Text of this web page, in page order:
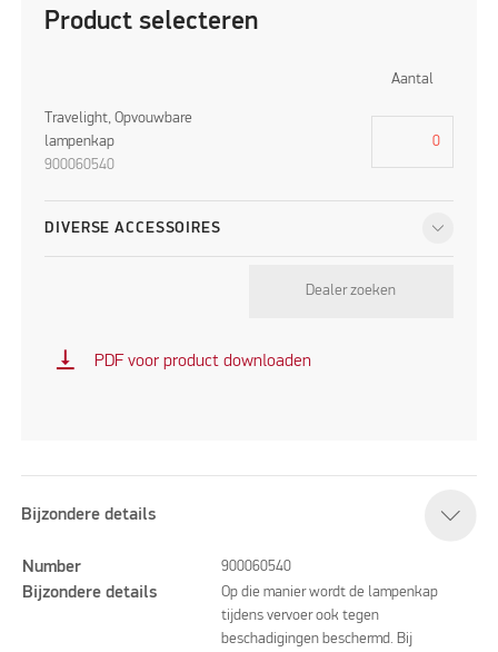
Product selecteren
Aantal
Travelight, Opvouwbare
lampenkap
900060540
DIVERSE ACCESSOIRES
Dealer zoeken
vertical_align_bottom PDF voor product downloaden
Bijzondere details
Number 900060540
Bijzondere details
Op die manier wordt de lampenkap
tijdens vervoer ook tegen
beschadigingen beschermd. Bij